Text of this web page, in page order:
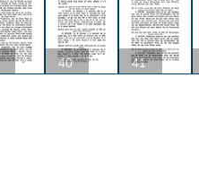
40 41